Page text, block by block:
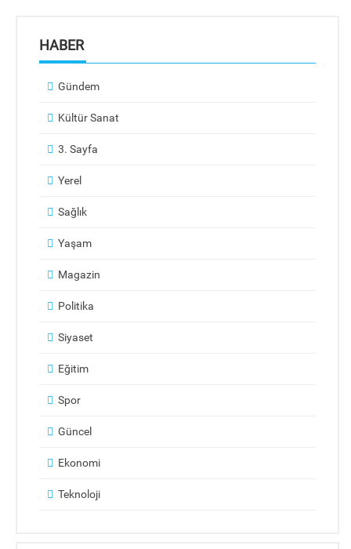
HABER
Gündem
Kültür Sanat
3. Sayfa
Yerel
Sağlık
Yaşam
Magazin
Politika
Siyaset
Eğitim
Spor
Güncel
Ekonomi
Teknoloji